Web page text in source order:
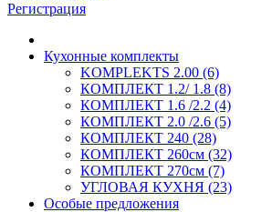
Регистрация
Кухонные комплекты
KOMPLEKTS 2.00 (6)
КОМПЛЕКТ 1.2/ 1.8 (8)
КОМПЛЕКТ 1.6 /2.2 (4)
КОМПЛЕКТ 2.0 /2.6 (5)
КОМПЛЕКТ 240 (28)
КОМПЛЕКТ 260см (32)
КОМПЛЕКТ 270см (7)
УГЛОВАЯ КУХНЯ (23)
Особые предложения